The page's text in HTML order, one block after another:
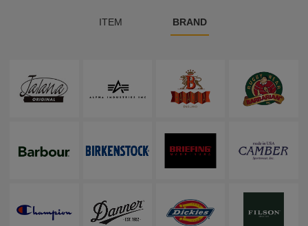
ITEM BRAND